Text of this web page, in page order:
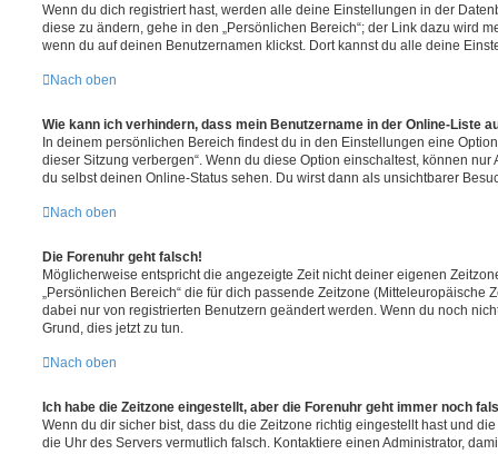
Wenn du dich registriert hast, werden alle deine Einstellungen in der
diese zu ändern, gehe in den „Persönlichen Bereich“; der Link dazu wird
wenn du auf deinen Benutzernamen klickst. Dort kannst du alle deine
Nach oben
Wie kann ich verhindern, dass mein Benutzername in der Online-Liste
In deinem persönlichen Bereich findest du in den Einstellungen eine
dieser Sitzung verbergen“. Wenn du diese Option einschaltest, können
du selbst deinen Online-Status sehen. Du wirst dann als unsichtbarer
Nach oben
Die Forenuhr geht falsch!
Möglicherweise entspricht die angezeigte Zeit nicht deiner eigenen
„Persönlichen Bereich“ die für dich passende Zeitzone (Mitteleuropäische
dabei nur von registrierten Benutzern geändert werden. Wenn du noch
Grund, dies jetzt zu tun.
Nach oben
Ich habe die Zeitzone eingestellt, aber die Forenuhr geht immer noch
Wenn du dir sicher bist, dass du die Zeitzone richtig eingestellt hast und
die Uhr des Servers vermutlich falsch. Kontaktiere einen Administrator,